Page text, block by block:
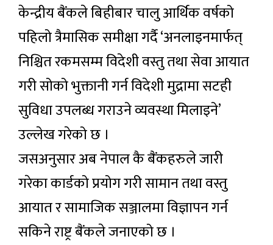
केन्द्रीय बैंकले बिहीबार चालु आर्थिक वर्षको
पहिलो त्रैमासिक समीक्षा गर्दै ‘अनलाइनमार्फत्
निश्चित रकमसम्म विदेशी वस्तु तथा सेवा आयात
गरी सोको भुक्तानी गर्न विदेशी मुद्रामा सटही
सुविधा उपलब्ध गराउने व्यवस्था मिलाइने’
उल्लेख गरेको छ ।
जसअनुसार अब नेपाल कै बैंकहरुले जारी
गरेका कार्डको प्रयोग गरी सामान तथा वस्तु
आयात र सामाजिक सञ्जालमा विज्ञापन गर्न
सकिने राष्ट्र बैंकले जनाएको छ ।